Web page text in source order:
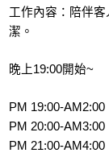
工作內容：陪伴
潔。
晚上19:00開始~
PM 19:00-AM2:00
PM 20:00-AM3:00
PM 21:00-AM4:00